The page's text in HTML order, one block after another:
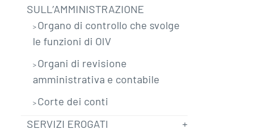
SULL’AMMINISTRAZIONE
Organo di controllo che svolge
le funzioni di OIV
Organi di revisione
amministrativa e contabile
Corte dei conti
SERVIZI EROGATI